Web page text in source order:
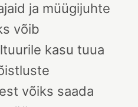
ja müügijuhte
võib
kasu tuua
võiks saada